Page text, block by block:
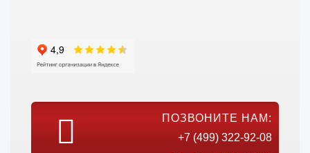
ПОЗВОНИТЕ НАМ:
+7 (499) 322-92-08